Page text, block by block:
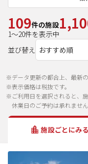
109件の施設
1～20件を表示中
並び替え
※データ更新の都合上、最新
※表示価格は税抜です。
※ご利用日を選択されると、
休業日のご予約は承れませ
施設ごとにみる